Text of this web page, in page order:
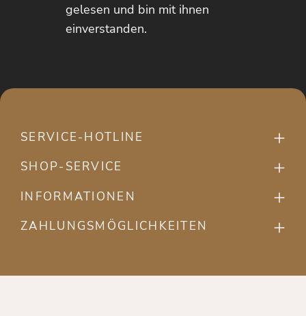
gelesen und bin mit ihnen
einverstanden.
SERVICE-HOTLINE
SHOP-SERVICE
INFORMATIONEN
ZAHLUNGSMÖGLICHKEITEN